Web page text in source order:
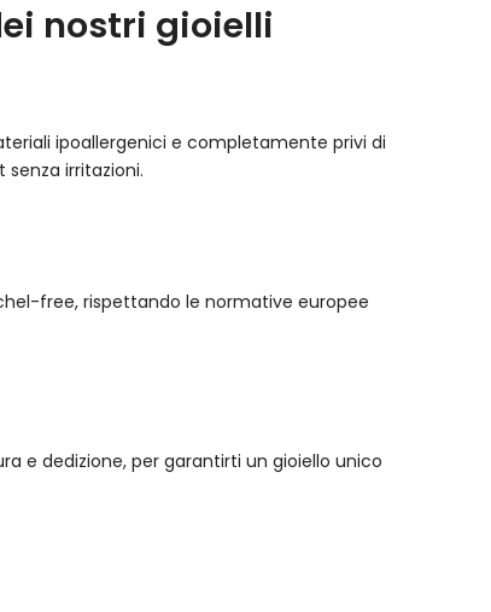
nostri gioielli
ipoallergenici e completamente privi di
irritazioni.
free, rispettando le normative europee
e dedizione, per garantirti un gioiello unico